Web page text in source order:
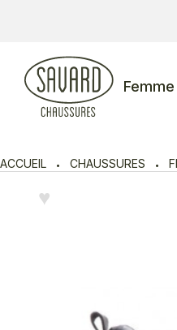
Femme
ACCUEIL CHAUSSURES
♥︎